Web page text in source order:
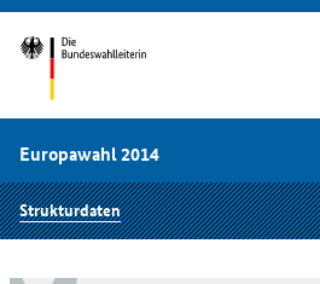
Europawahl 2014
Strukturdaten